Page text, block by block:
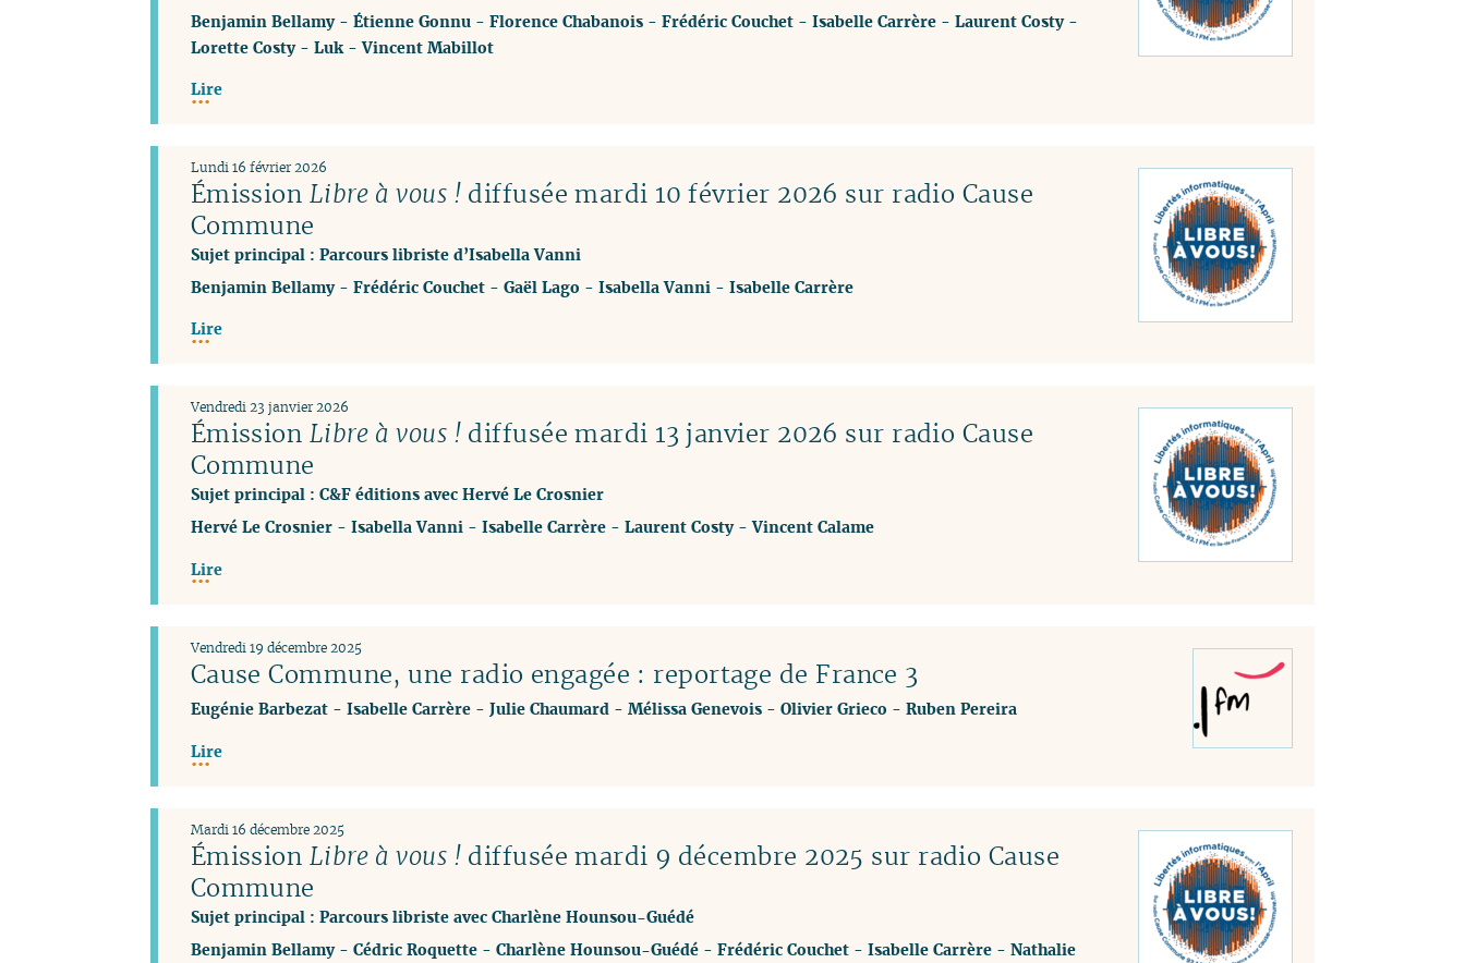
Benjamin Bellamy- Étienne Gonnu - Florence Chabanois- Frédéric Couchet- Isabelle Carrère- Laurent Costy-
Lorette Costy- Luk-Vincent Mabillot
Lire
Émission Libre à vous !diffusée mardi 10 février 2026 sur radio Cause
Commune
Sujet principal : Parcours libriste d’Isabella Vanni
Lundi 16 février 2026
Benjamin Bellamy- Frédéric Couchet- Gaël Lago - Isabella Vanni- Isabelle Carrère
Lire
Émission Libre à vous !diffusée mardi 13 janvier 2026 sur radio Cause
Commune
Sujet principal : C&F éditions avec Hervé Le Crosnier
Vendredi 23 janvier 2026
Hervé Le Crosnier- Isabella Vanni- Isabelle Carrère- Laurent Costy-Vincent Calame
Lire
Cause Commune, une radio engagée : reportage de France 3
Vendredi 19 décembre 2025
Eugénie Barbezat- Isabelle Carrère- Julie Chaumard- Mélissa Genevois- Olivier Grieco - Ruben Pereira
Lire
Émission Libre à vous !diffusée mardi 9 décembre 2025 sur radio Cause
Commune
Sujet principal : Parcours libriste avec Charlène Hounsou-Guédé
Mardi 16 décembre 2025
Benjamin Bellamy- Cédric Roquette- Charlène Hounsou-Guédé- Frédéric Couchet- Isabelle Carrère- Nathalie